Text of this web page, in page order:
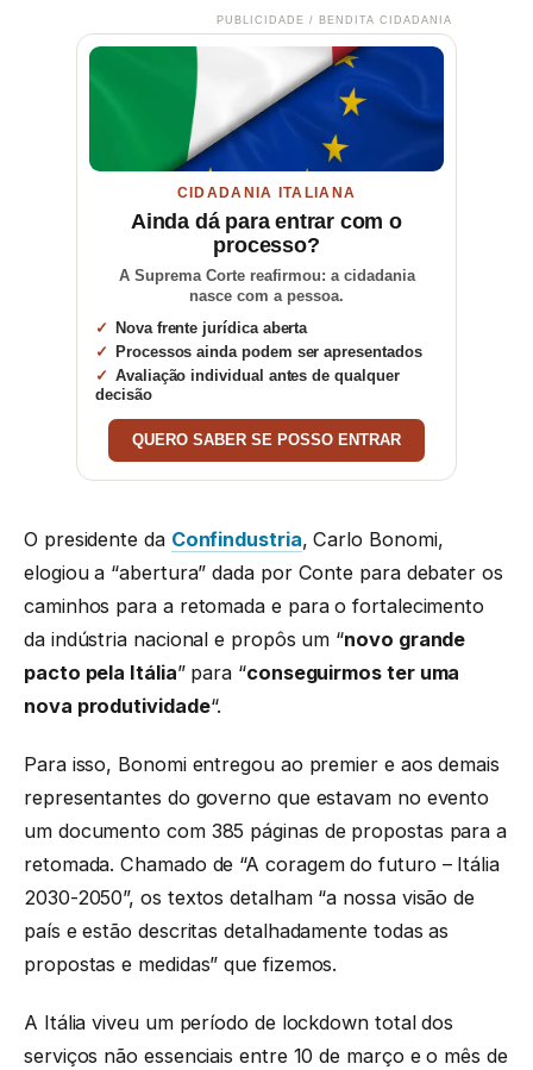
PUBLICIDADE / BENDITA CIDADANIA
CIDADANIA ITALIANA
Ainda dá para entrar com o
processo?
A Suprema Corte reafirmou: a cidadania
nasce com a pessoa.
Nova frente jurídica aberta
Processos ainda podem ser apresentados
Avaliação individual antes de qualquer
decisão
QUERO SABER SE POSSO ENTRAR
O presidente da Confindustria, Carlo Bonomi,
elogiou a “abertura” dada por Conte para debater os
caminhos para a retomada e para o fortalecimento
da indústria nacional e propôs um “novo grande
pacto pela Itália” para “conseguirmos ter uma
nova produtividade“.
Para isso, Bonomi entregou ao premier e aos demais
representantes do governo que estavam no evento
um documento com 385 páginas de propostas para a
retomada. Chamado de “A coragem do futuro – Itália
2030-2050”, os textos detalham “a nossa visão de
país e estão descritas detalhadamente todas as
propostas e medidas” que fizemos.
A Itália viveu um período de lockdown total dos
serviços não essenciais entre 10 de março e o mês de